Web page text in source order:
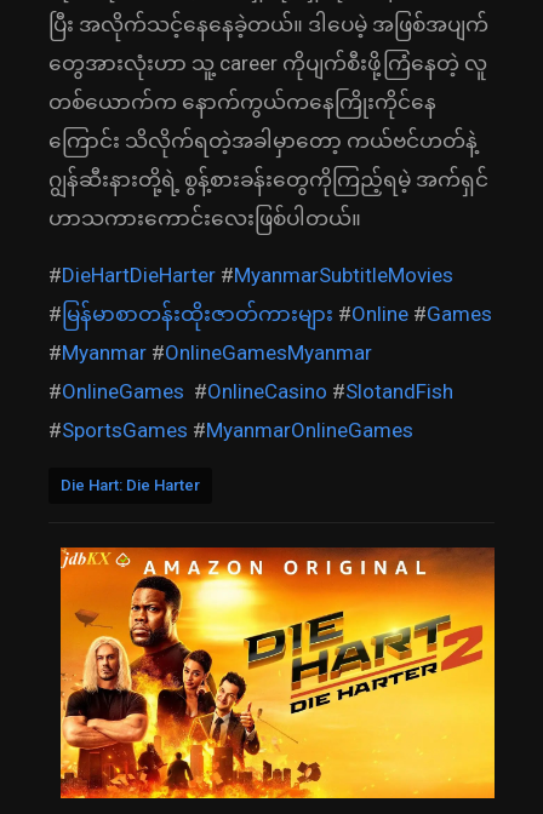
ပြီး အလိုက်သင့်နေနေခဲ့တယ်။ ဒါပေမဲ့ အဖြစ်အပျက်
တွေအားလုံးဟာ သူ့ career ကိုပျက်စီးဖို့ကြံနေတဲ့ လူ
တစ်ယောက်က နောက်ကွယ်ကနေကြိုးကိုင်နေ
ကြောင်း သိလိုက်ရတဲ့အခါမှာတော့ ကယ်ဗင်ဟတ်နဲ့
ဂျွန်ဆီးနားတို့ရဲ့ စွန့်စားခန်းတွေကိုကြည့်ရမဲ့ အက်ရှင်
ဟာသကားကောင်းလေးဖြစ်ပါတယ်။
#DieHartDieHarter #MyanmarSubtitleMovies
# မြန်မာစာတန်းထိုးဇာတ်ကားများ #Online #Games
#Myanmar #OnlineGamesMyanmar
#OnlineGames #OnlineCasino #SlotandFish
#SportsGames #MyanmarOnlineGames
Die Hart: Die Harter